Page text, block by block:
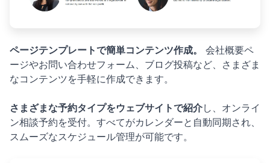
ページテンプレートで簡単コンテンツ作成。
会社概要ペ
ージやお問い合わせフォーム、ブログ投稿など、さまざま
なコンテンツを手軽に作成できます。
さまざまな予約タイプをウェブサイトで紹介し、オンライ
ン相談予約を受付。すべてがカレンダーと自動同期され、
スムーズなスケジュール管理が可能です。